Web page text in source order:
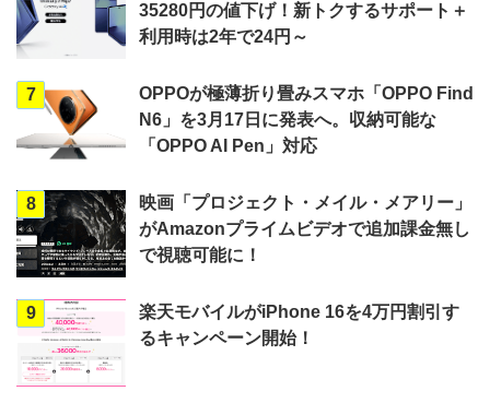
35280円の値下げ！新トクするサポート＋
利用時は2年で24円～
7
OPPOが極薄折り畳みスマホ「OPPO Find
N6」を3月17日に発表へ。収納可能な
「OPPO AI Pen」対応
8
映画「プロジェクト・メイル・メアリー」
がAmazonプライムビデオで追加課金無し
で視聴可能に！
9
楽天モバイルがiPhone 16を4万円割引す
るキャンペーン開始！